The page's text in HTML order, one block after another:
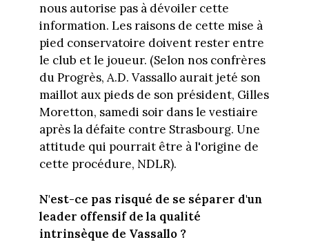
nous autorise pas à dévoiler cette
information. Les raisons de cette mise à
pied conservatoire doivent rester entre
le club et le joueur. (Selon nos confrères
du Progrès, A.D. Vassallo aurait jeté son
maillot aux pieds de son président, Gilles
Moretton, samedi soir dans le vestiaire
après la défaite contre Strasbourg. Une
attitude qui pourrait être à l'origine de
cette procédure, NDLR).
N'est-ce pas risqué de se séparer d'un
leader offensif de la qualité
intrinsèque de Vassallo ?